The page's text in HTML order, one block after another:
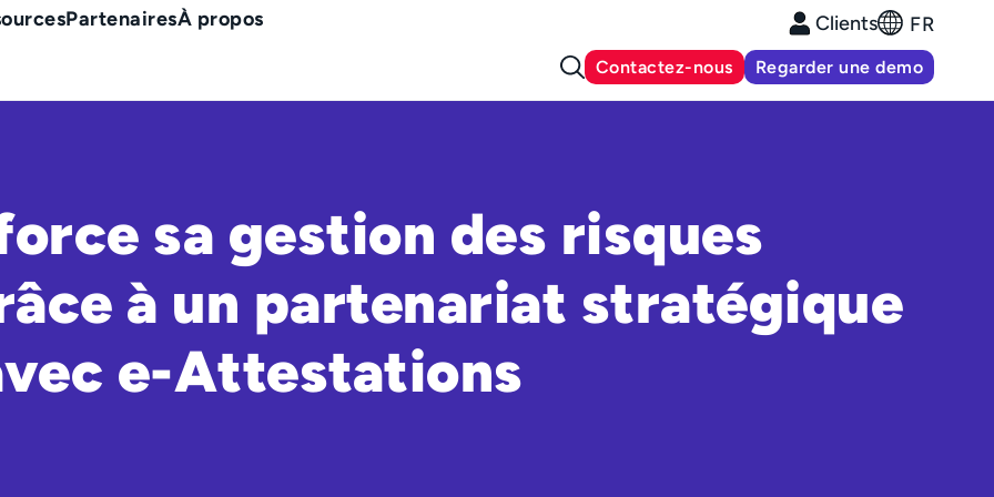
PartenairesÀ propos Clients FR
Contactez-nous Regarder une demo
sa gestion des risques
à un partenariat stratégique
e-Attestations